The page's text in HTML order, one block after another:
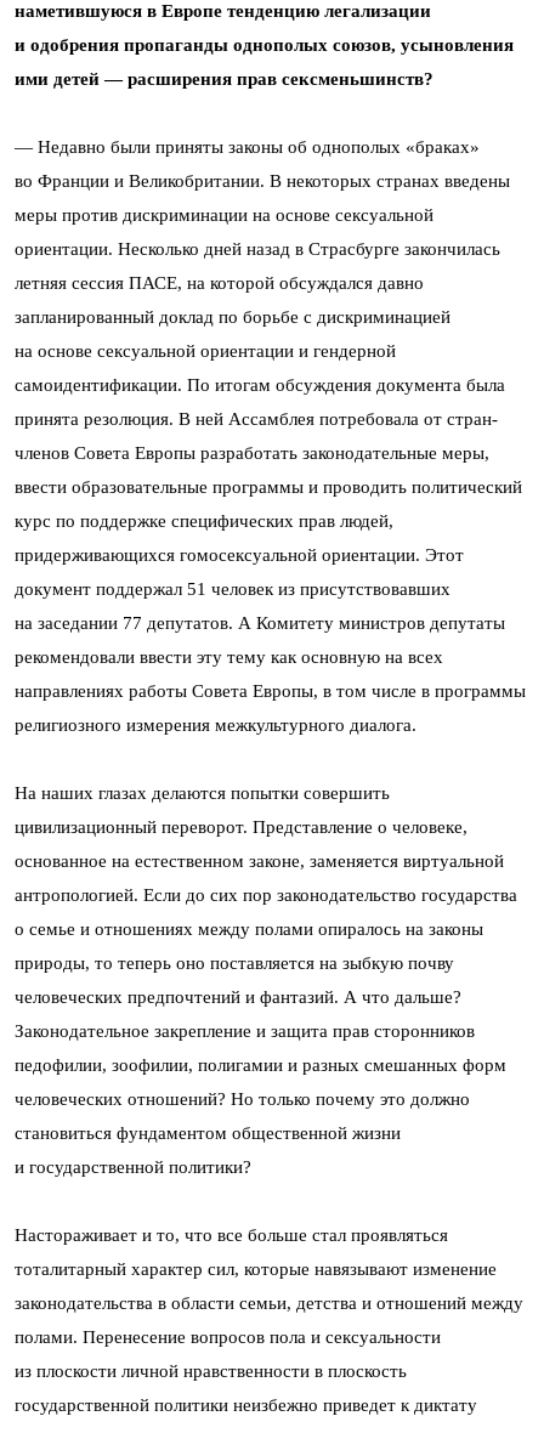
наметившуюся в Европе тенденцию легализации
и одобрения пропаганды однополых союзов, усыновления
ими детей — расширения прав сексменьшинств?
— Недавно были приняты законы об однополых «браках»
во Франции и Великобритании. В некоторых странах введены
меры против дискриминации на основе сексуальной
ориентации. Несколько дней назад в Страсбурге закончилась
летняя сессия ПАСЕ, на которой обсуждался давно
запланированный доклад по борьбе с дискриминацией
на основе сексуальной ориентации и гендерной
самоидентификации. По итогам обсуждения документа была
принята резолюция. В ней Ассамблея потребовала от стран-
членов Совета Европы разработать законодательные меры,
ввести образовательные программы и проводить политический
курс по поддержке специфических прав людей,
придерживающихся гомосексуальной ориентации. Этот
документ поддержал 51 человек из присутствовавших
на заседании 77 депутатов. А Комитету министров депутаты
рекомендовали ввести эту тему как основную на всех
направлениях работы Совета Европы, в том числе в программы
религиозного измерения межкультурного диалога.
На наших глазах делаются попытки совершить
цивилизационный переворот. Представление о человеке,
основанное на естественном законе, заменяется виртуальной
антропологией. Если до сих пор законодательство государства
о семье и отношениях между полами опиралось на законы
природы, то теперь оно поставляется на зыбкую почву
человеческих предпочтений и фантазий. А что дальше?
Законодательное закрепление и защита прав сторонников
педофилии, зоофилии, полигамии и разных смешанных форм
человеческих отношений? Но только почему это должно
становиться фундаментом общественной жизни
и государственной политики?
Настораживает и то, что все больше стал проявляться
тоталитарный характер сил, которые навязывают изменение
законодательства в области семьи, детства и отношений между
полами. Перенесение вопросов пола и сексуальности
из плоскости личной нравственности в плоскость
государственной политики неизбежно приведет к диктату